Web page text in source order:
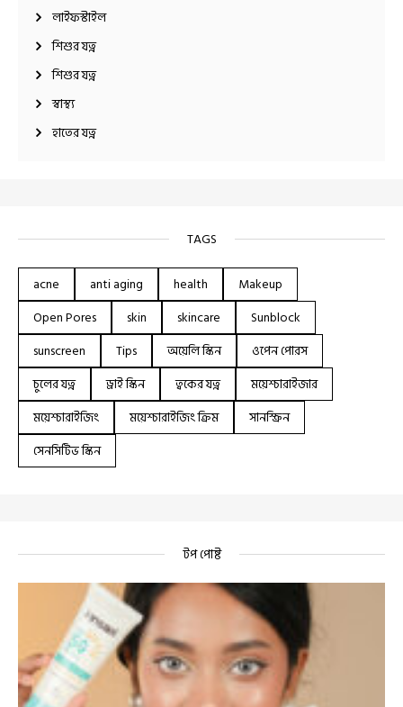
লাইফস্টাইল
শিশুর যত্ন
শিশুর যত্ন
স্বাস্থ্য
হাতের যত্ন
TAGS
acne anti aging health
Makeup
Open Pores
skin skincare
Sunblock
sunscreen
Tips অয়েলি স্কিন
ওপেন পোরস
চুলের যত্ন
ড্রাই স্কিন ত্বকের যত্ন
ময়েশ্চারাইজার
ময়েশ্চারাইজিং
ময়েশ্চারাইজিং ক্রিম
সানস্ক্রিন
সেনসিটিভ স্কিন
টপ পোষ্ট